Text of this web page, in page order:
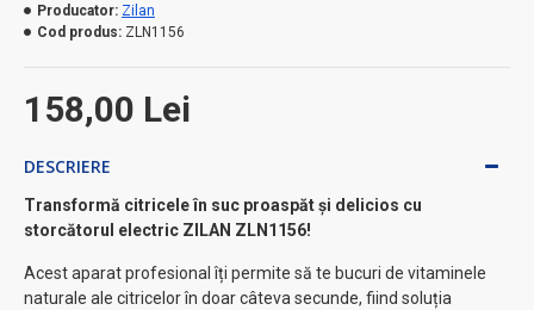
158,00 Lei
Producator: Zilan
Cod produs: ZLN1156
DESCRIERE
Transformă citricele în suc proaspăt și delicios cu
storcătorul electric ZILAN ZLN1156!
Acest aparat profesional îți permite să te bucuri de vitaminele
naturale ale citricelor în doar câteva secunde, fiind soluția